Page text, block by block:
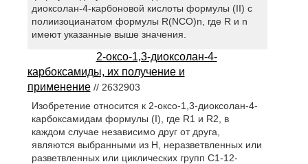
диоксолан-4-карбоновой кислоты формулы (II) с
полиизоцианатом формулы R(NCO)n, где R и n
имеют указанные выше значения.
2-оксо-1,3-диоксолан-4-
карбоксамиды, их получение и
применение// 2632903
Изобретение относится к 2-оксо-1,3-диоксолан-4-
карбоксамидам формулы (I), где R1 и R2, в
каждом случае независимо друг от друга,
являются выбранными из Н, неразветвленных или
разветвленных или циклических групп С1-12-